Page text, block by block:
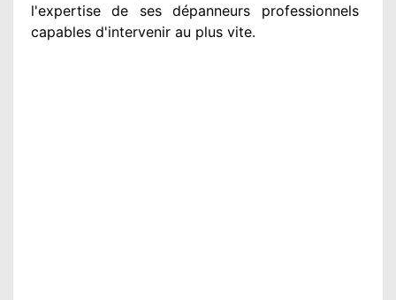
l'expertise de ses dépanneurs professionnels
capables d'intervenir au plus vite.